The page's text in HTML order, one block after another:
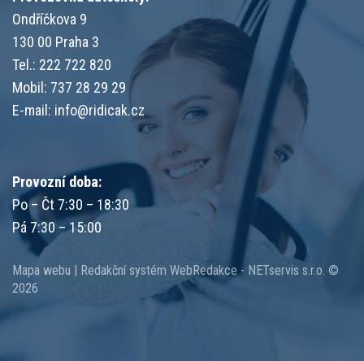
Ondříčkova 9
130 00 Praha 3
Tel.: 222 722 820
Mobil: 737 28 29 29
E-mail: info@ridicak.cz
Provozní doba:
Po – Čt 7:30 – 18:30
Pá 7:30 – 15:00
Mapa webu | Redakční systém WebRedakce - NETservis s.r.o. ©
2026